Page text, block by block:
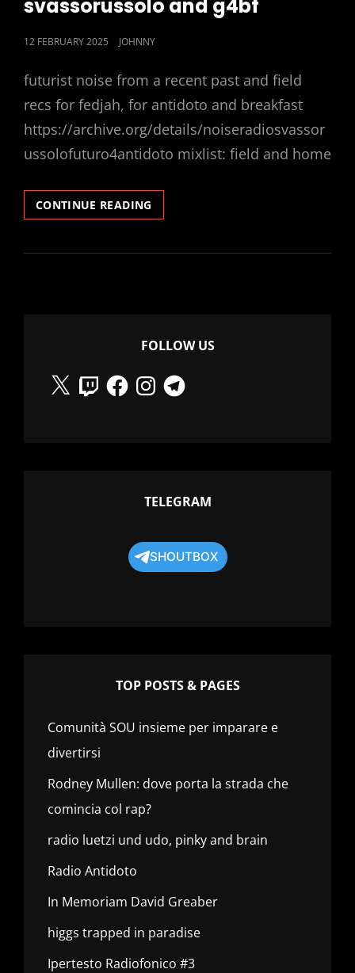
svassorussolo and g4bf
POSTED
12 FEBRUARY 2025 JOHNNY
futurist noise from a recent past and field
recs for fedjah, for antidoto and breakfast
https://archive.org/details/noiseradiosvassor
ussolofuturo4antidoto mixlist: field and home
CONTINUE READING
AND
FOLLOW US
X
TwitchFacebookInstagramTelegram
TELEGRAM
SHOUTBOX
TOP POSTS & PAGES
Comunità SOU insieme per imparare e
divertirsi
Rodney Mullen: dove porta la strada che
comincia col rap?
radio luetzi und udo, pinky and brain
Radio Antidoto
In Memoriam David Greaber
higgs trapped in paradise
Ipertesto Radiofonico #3